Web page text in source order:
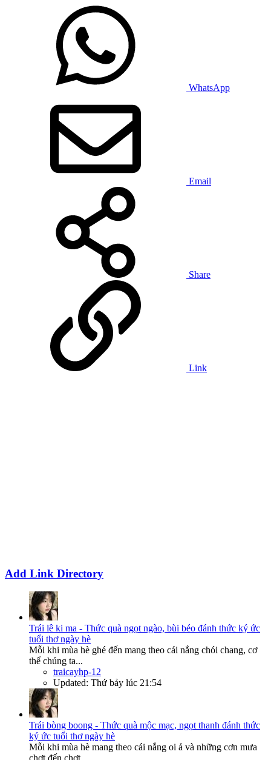
WhatsApp
Email
Share
Link
Add Link Directory
Trái lê ki ma - Thức quà ngọt ngào, bùi béo đánh thức ký ức
tuổi thơ ngày hè
Mỗi khi mùa hè ghé đến mang theo cái nắng chói chang, cơ
thể chúng ta...
traicayhp-12
Updated: Thứ bảy lúc 21:54
Trái bòng boong - Thức quà mộc mạc, ngọt thanh đánh thức
ký ức tuổi thơ ngày hè
Mỗi khi mùa hè mang theo cái nắng oi ả và những cơn mưa